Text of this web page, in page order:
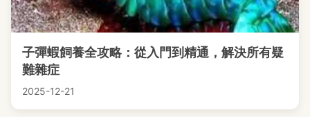
子彈蝦飼養全攻略：從入門到精通，解決所有疑
難雜症
2025-12-21